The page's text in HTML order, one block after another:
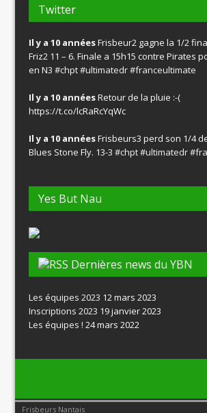
Twitter
Il y a 10 annéesFrisbeur2 gagne la 1/2
Friz2 11 – 6. Finale a 15h15 contre Pirates
en N3#chpt#ultimatedr#franceultimate
Il y a 10 annéesRetour de la pluie :-(
https://t.co/lcRaRcYqWc
Il y a 10 annéesFrisbeurs3 perd son 1/4
Blues Stone Fly. 13-3#chpt#ultimatedr
Yes But Nau
Dernières news du YBN
Les équipes 2023 12 mars 2023
Inscriptions 2023 19 janvier 2023
Les équipes ! 24 mars 2022
Frisbeurs Nantais